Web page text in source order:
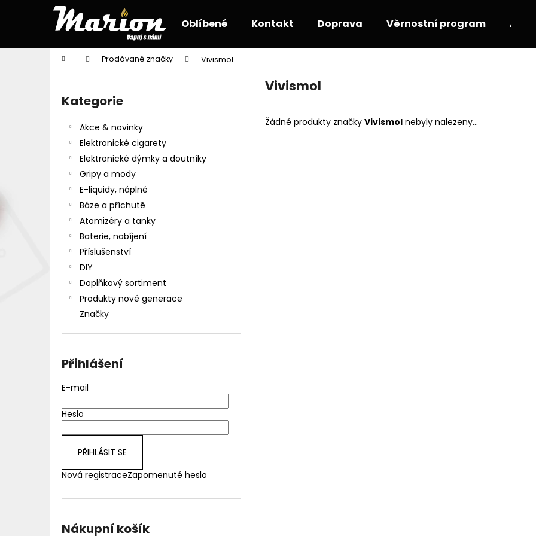
Oblíbené Kontakt Doprava Věrnostní program
Domů Prodávané značky Vivismol
Přeskočit
kategorie
Kategorie
Akce & novinky
Elektronické cigarety
Elektronické dýmky a doutníky
Gripy a mody
E-liquidy, náplně
Báze a příchutě
Atomizéry a tanky
Baterie, nabíjení
Příslušenství
DIY
Doplňkový sortiment
Produkty nové generace
Značky
Přihlášení
E-mail
Heslo
PŘIHLÁSIT SE
Nová registraceZapomenuté heslo
Nákupní košík
Vivismol
Žádné produkty značky Vivismol nebyly nalezeny...
í
Zpět
do
Zpět
do
DEKANG DESERT SHIP 10ML 18MG
155 Kč
Původně: 195 Kč